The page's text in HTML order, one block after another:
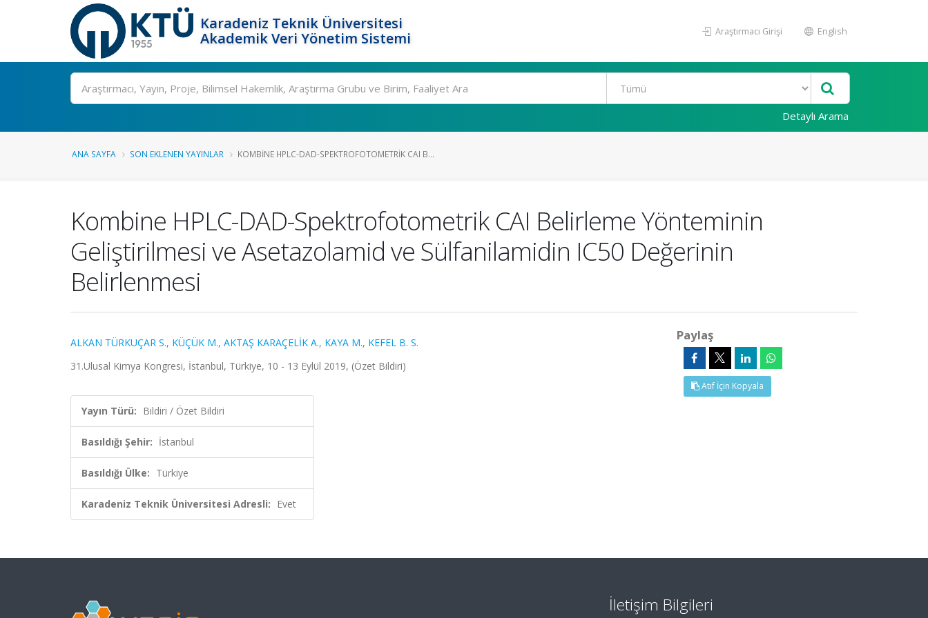
Karadeniz Teknik Üniversitesi
Akademik Veri Yönetim Sistemi
Araştırmacı Girişi English
Ara
Detaylı Arama
ANA SAYFA SON EKLENEN YAYINLAR KOMBINE HPLC-DAD-SPEKTROFOTOMETRIK CAI B...
Kombine HPLC-DAD-Spektrofotometrik CAI Belirleme Yönteminin
Geliştirilmesi ve Asetazolamid ve Sülfanilamidin IC50 Değerinin
Belirlenmesi
ALKAN TÜRKUÇAR S., KÜÇÜK M., AKTAŞ KARAÇELİK A., KAYA M., KEFEL B. S.
31.Ulusal Kimya Kongresi, İstanbul, Türkiye, 10 - 13 Eylül 2019, (Özet Bildiri)
Yayın Türü: Bildiri / Özet Bildiri
Basıldığı Şehir: İstanbul
Basıldığı Ülke: Türkiye
Karadeniz Teknik Üniversitesi Adresli: Evet
Paylaş
Atıf İçin Kopyala
İletişim Bilgileri